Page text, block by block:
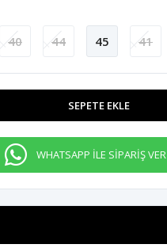
40 44 45 41
SEPETE EKLE
WHATSAPP İLE SİPARİŞ VER